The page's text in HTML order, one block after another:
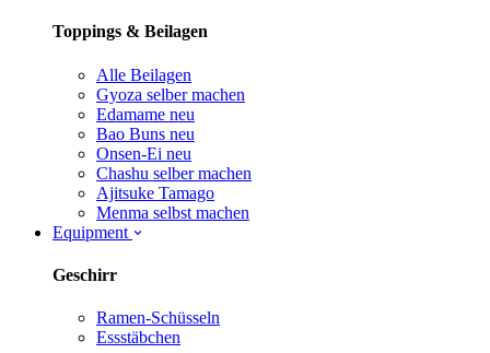
Toppings & Beilagen
Alle Beilagen
Gyoza selber machen
Edamame neu
Bao Buns neu
Onsen-Ei neu
Chashu selber machen
Ajitsuke Tamago
Menma selbst machen
Equipment
Geschirr
Ramen-Schüsseln
Essstäbchen